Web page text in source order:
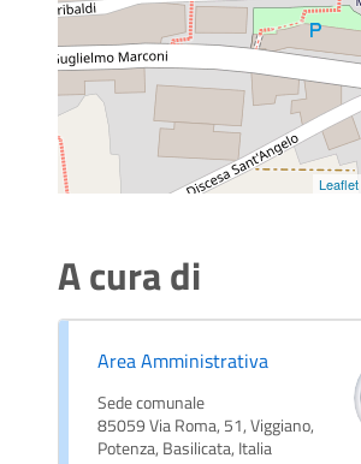
Leaflet
A cura di
Area Amministrativa
Sede comunale
85059 Via Roma, 51, Viggiano,
Potenza, Basilicata, Italia